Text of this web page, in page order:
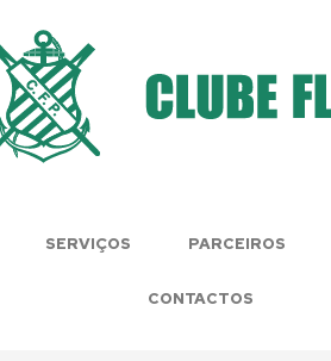
SERVIÇOS PARCEIROS
CONTACTOS